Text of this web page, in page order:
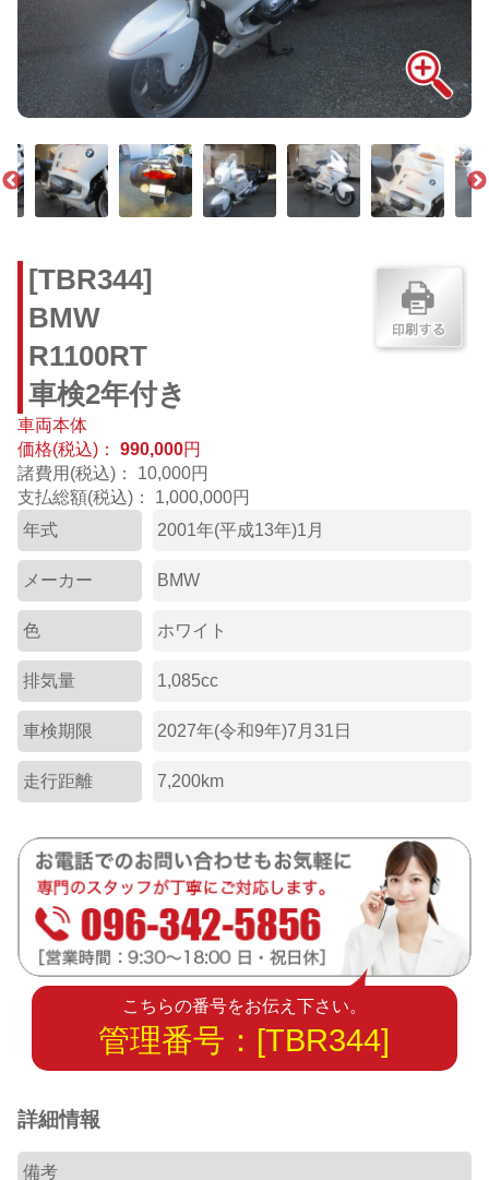
[TBR344]
BMW
R1100RT
車検2年付き
車両本体
価格(税込)：
990,000円
諸費用(税込)：
10,000円
支払総額(税込)：
1,000,000円
年式
2001年(平成13年)1月
メーカー BMW
色 ホワイト
排気量 1,085cc
車検期限 2027年(令和9年)7月31日
走行距離 7,200km
こちらの番号をお伝え下さい。
管理番号：[TBR344]
詳細情報
備考